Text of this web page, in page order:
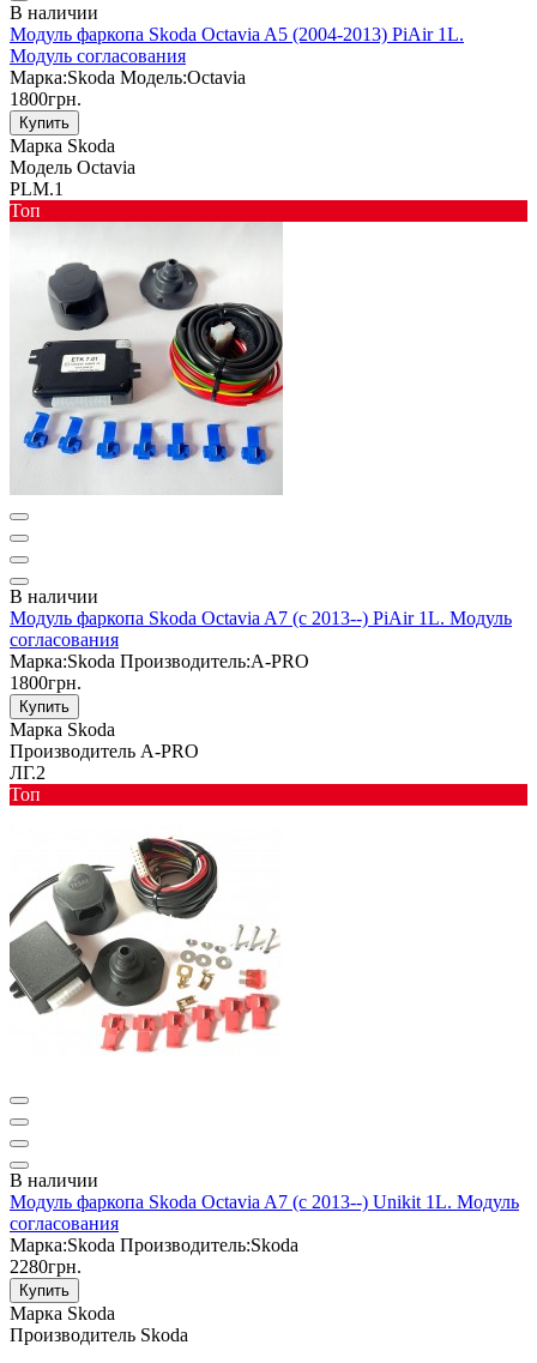
В наличии
Модуль фаркопа Skoda Octavia A5 (2004-2013) PiAir 1L.
Модуль согласования
Марка:Skoda Модель:Octavia
1800грн.
Купить
Марка Skoda
Модель Octavia
PLM.1
Toп
В наличии
Модуль фаркопа Skoda Octavia A7 (c 2013--) PiAir 1L. Модуль
согласования
Марка:Skoda Производитель:A-PRO
1800грн.
Купить
Марка Skoda
Производитель A-PRO
ЛГ.2
Toп
В наличии
Модуль фаркопа Skoda Octavia A7 (c 2013--) Unikit 1L. Модуль
согласования
Марка:Skoda Производитель:Skoda
2280грн.
Купить
Марка Skoda
Производитель Skoda